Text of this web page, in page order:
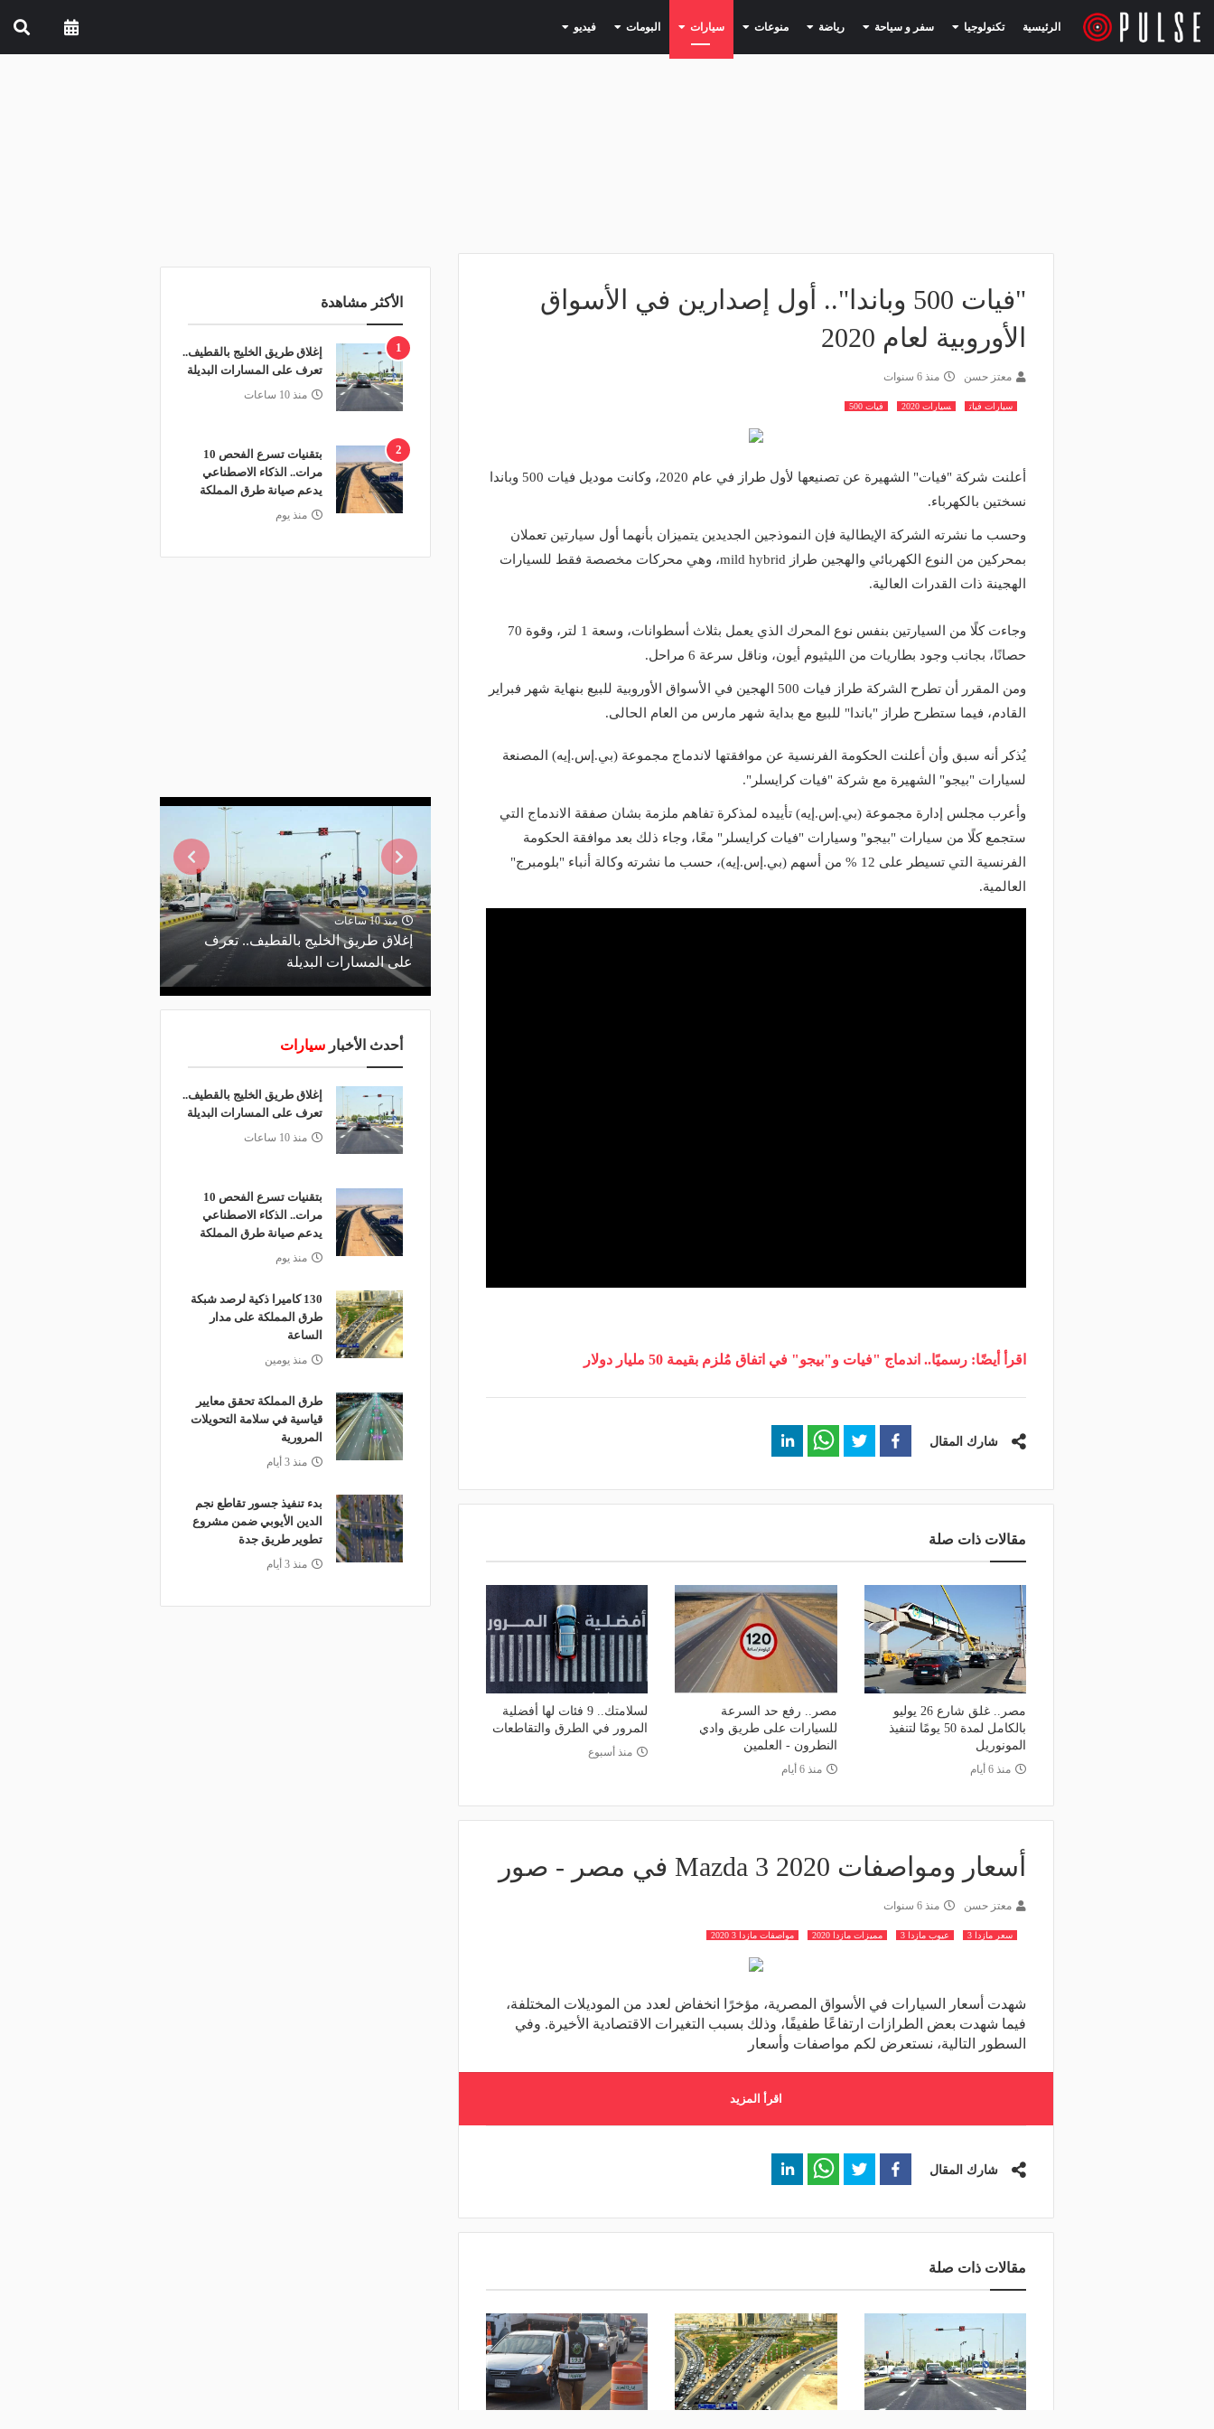
الرئيسية تكنولوجيا (current) سفر و سياحة (current) رياضة (current) منوعات (current) سيارات (current) البومات (current) فيديو (current)
"فيات 500 وباندا".. أول إصدارين في الأسواق
الأوروبية لعام 2020
معتز حسن منذ 6 سنوات
سيارات فيات سيارات 2020 فيات 500
أعلنت شركة "فيات" الشهيرة عن تصنيعها لأول طراز في عام 2020، وكانت موديل فيات 500 وباندا
نسختين بالكهرباء.
وحسب ما نشرته الشركة الإيطالية فإن النموذجين الجديدين يتميزان بأنهما أول سيارتين تعملان
بمحركين من النوع الكهربائي والهجين طراز mild hybrid، وهي محركات مخصصة فقط للسيارات
الهجينة ذات القدرات العالية.
وجاءت كلًا من السيارتين بنفس نوع المحرك الذي يعمل بثلاث أسطوانات، وسعة 1 لتر، وقوة 70
حصانًا، بجانب وجود بطاريات من الليثيوم أيون، وناقل سرعة 6 مراحل.
ومن المقرر أن تطرح الشركة طراز فيات 500 الهجين في الأسواق الأوروبية للبيع بنهاية شهر فبراير
القادم، فيما ستطرح طراز "باندا" للبيع مع بداية شهر مارس من العام الحالى.
يُذكر أنه سبق وأن أعلنت الحكومة الفرنسية عن موافقتها لاندماج مجموعة (بي.إس.إيه) المصنعة
لسيارات "بيجو" الشهيرة مع شركة "فيات كرايسلر".
وأعرب مجلس إدارة مجموعة (بي.إس.إيه) تأييده لمذكرة تفاهم ملزمة بشان صفقة الاندماج التي
ستجمع كلًا من سيارات "بيجو" وسيارات "فيات كرايسلر" معًا، وجاء ذلك بعد موافقة الحكومة
الفرنسية التي تسيطر على 12 % من أسهم (بي.إس.إيه)، حسب ما نشرته وكالة أنباء "بلومبرج"
العالمية.
اقرأ أيضًا: رسميًا.. اندماج "فيات و"بيجو" في اتفاق مُلزم بقيمة 50 مليار دولار
شارك المقال
مقالات ذات صلة
مصر.. غلق شارع 26 يوليو
بالكامل لمدة 50 يومًا لتنفيذ
المونوريل
منذ 6 أيام
مصر.. رفع حد السرعة
للسيارات على طريق وادي
النطرون - العلمين
منذ 6 أيام
لسلامتك.. 9 فئات لها أفضلية
المرور في الطرق والتقاطعات
منذ أسبوع
أسعار ومواصفات Mazda 3 2020 في مصر - صور
معتز حسن منذ 6 سنوات
سعر مازدا 3 عيوب مازدا 3 مميزات مازدا 2020 مواصفات مازدا 3 2020
شهدت أسعار السيارات في الأسواق المصرية، مؤخرًا انخفاض لعدد من الموديلات المختلفة،
فيما شهدت بعض الطرازات ارتفاعًا طفيفًا، وذلك بسبب التغيرات الاقتصادية الأخيرة. وفي
السطور التالية، نستعرض لكم مواصفات وأسعار
اقرأ المزيد
شارك المقال
مقالات ذات صلة
الأكثر مشاهدة
1
إغلاق طريق الخليج بالقطيف..
تعرف على المسارات البديلة
منذ 10 ساعات
2
بتقنيات تسرع الفحص 10
مرات.. الذكاء الاصطناعي
يدعم صيانة طرق المملكة
منذ يوم
منذ 10 ساعات
إغلاق طريق الخليج بالقطيف.. تعرف
على المسارات البديلة
أحدث الأخبار سيارات
إغلاق طريق الخليج بالقطيف..
تعرف على المسارات البديلة
منذ 10 ساعات
بتقنيات تسرع الفحص 10
مرات.. الذكاء الاصطناعي
يدعم صيانة طرق المملكة
منذ يوم
130 كاميرا ذكية لرصد شبكة
طرق المملكة على مدار
الساعة
منذ يومين
طرق المملكة تحقق معايير
قياسية في سلامة التحويلات
المرورية
منذ 3 أيام
بدء تنفيذ جسور تقاطع نجم
الدين الأيوبي ضمن مشروع
تطوير طريق جدة
منذ 3 أيام